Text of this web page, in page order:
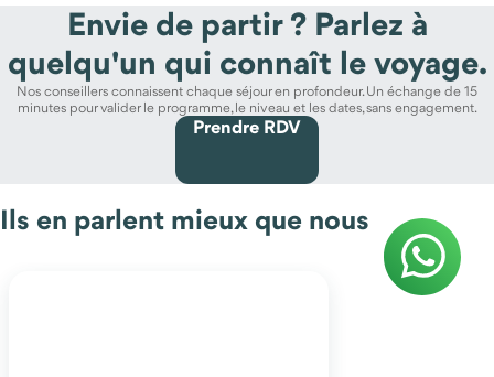
Envie de partir ? Parlez à
quelqu'un qui connaît le voyage.
Nos conseillers connaissent chaque séjour en profondeur. Un échange de 15
minutes pour valider le programme, le niveau et les dates, sans engagement.
Prendre RDV
Ils en parlent mieux que nous